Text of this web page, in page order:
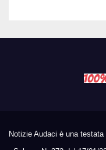
Notizie Audaci è una